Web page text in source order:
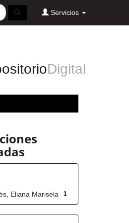
Servicios
Digital
1
Eliana Marisela